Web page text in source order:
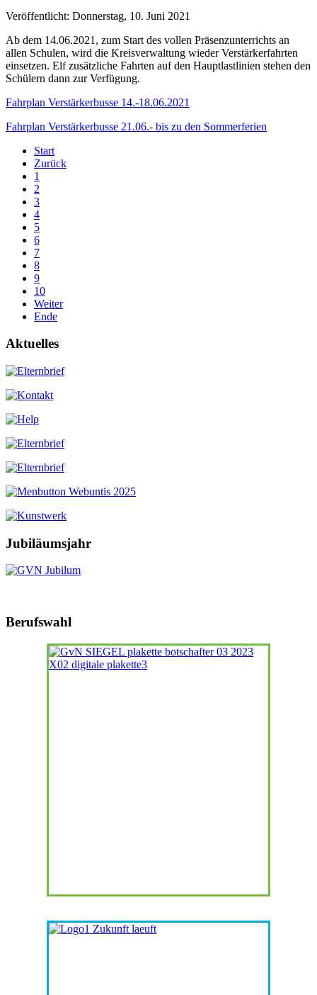
Veröffentlicht: Donnerstag, 10. Juni 2021
Ab dem 14.06.2021, zum Start des vollen Präsenzunterrichts an
allen Schulen, wird die Kreisverwaltung wieder Verstärkerfahrten
einsetzen. Elf zusätzliche Fahrten auf den Hauptlastlinien stehen den
Schülern dann zur Verfügung.
Fahrplan Verstärkerbusse 14.-18.06.2021
Fahrplan Verstärkerbusse 21.06.- bis zu den Sommerferien
Start
Zurück
1
2
3
4
5
6
7
8
9
10
Weiter
Ende
Aktuelles
Jubiläumsjahr
Berufswahl